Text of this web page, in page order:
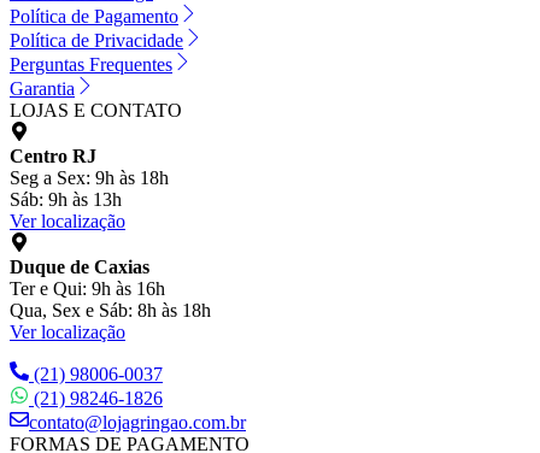
Política de Pagamento
Política de Privacidade
Perguntas Frequentes
Garantia
LOJAS E CONTATO
Centro RJ
Seg a Sex: 9h às 18h
Sáb: 9h às 13h
Ver localização
Duque de Caxias
Ter e Qui: 9h às 16h
Qua, Sex e Sáb: 8h às 18h
Ver localização
(21) 98006-0037
(21) 98246-1826
contato@lojagringao.com.br
FORMAS DE PAGAMENTO